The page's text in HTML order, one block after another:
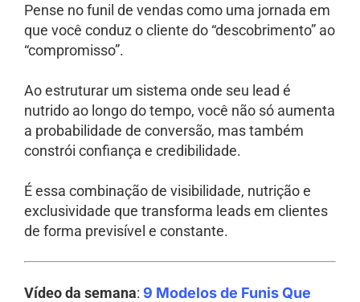
Pense no funil de vendas como uma jornada em
que você conduz o cliente do “descobrimento” ao
“compromisso”.
Ao estruturar um sistema onde seu lead é
nutrido ao longo do tempo, você não só aumenta
a probabilidade de conversão, mas também
constrói confiança e credibilidade.
É essa combinação de visibilidade, nutrição e
exclusividade que transforma leads em clientes
de forma previsível e constante.
Vídeo da semana: 9 Modelos de Funis Que